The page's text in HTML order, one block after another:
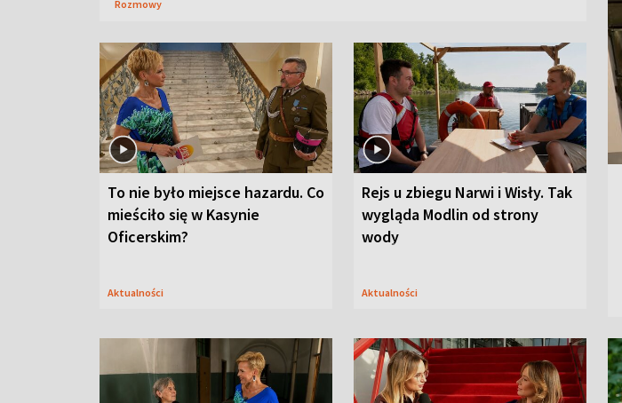
Rozmowy
To nie było miejsce hazardu. Co
mieściło się w Kasynie
Oficerskim?
Aktualności
Rejs u zbiegu Narwi i Wisły. Tak
wygląda Modlin od strony
wody
Aktualności